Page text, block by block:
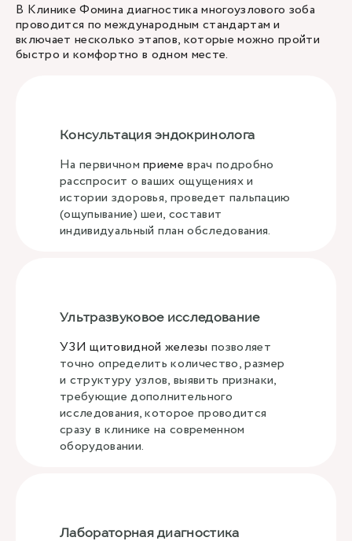
В Клинике Фомина диагностика многоузлового зоба
проводится по международным стандартам и
включает несколько этапов, которые можно пройти
быстро и комфортно в одном месте.
Консультация эндокринолога
На первичномприеме врач подробно
расспросит о ваших ощущениях и
истории здоровья, проведет пальпацию
(ощупывание) шеи, составит
индивидуальный план обследования.
Ультразвуковое исследование
УЗИ щитовидной железы позволяет
точно определить количество, размер
и структуру узлов, выявить признаки,
требующие дополнительного
исследования, которое проводится
сразу в клинике на современном
оборудовании.
Лабораторная диагностика